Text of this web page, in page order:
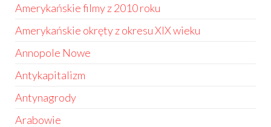
Amerykańskie filmy z 2010 roku
Amerykańskie okręty z okresu XIX wieku
Annopole Nowe
Antykapitalizm
Antynagrody
Arabowie